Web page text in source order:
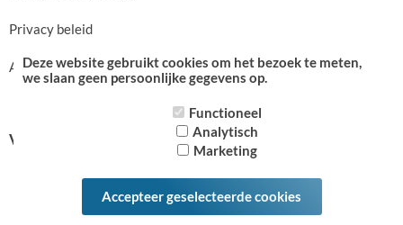
Volg ons op:
Privacy beleid
Algemene voorwaarden
Deze website gebruikt cookies om het bezoek te meten,
we slaan geen persoonlijke gegevens op.
Functioneel
Analytisch
Marketing
Accepteer geselecteerde cookies